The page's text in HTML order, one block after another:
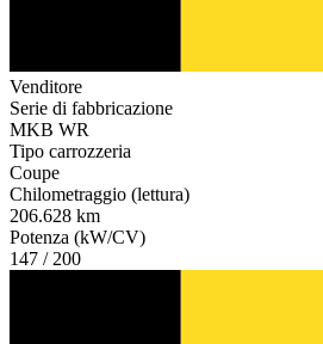
Venditore
Serie di fabbricazione
MKB WR
Tipo carrozzeria
Coupe
Chilometraggio (lettura)
206.628 km
Potenza (kW/CV)
147 / 200